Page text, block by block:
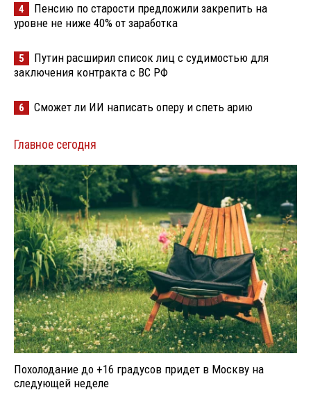
4
Пенсию по старости предложили закрепить на
уровне не ниже 40% от заработка
5
Путин расширил список лиц с судимостью для
заключения контракта с ВС РФ
6 Сможет ли ИИ написать оперу и спеть арию
Главное сегодня
Похолодание до +16 градусов придет в Москву на
следующей неделе